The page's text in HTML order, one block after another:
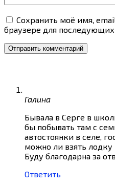
Сохранить моё имя,
браузере для
Галина
Бывала в Серге в
бы побывать там с
автостоянки в селе,
можно ли взять
Буду благодарна за
Ответить